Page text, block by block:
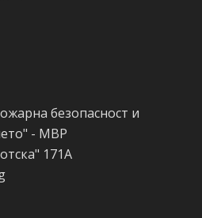
безопасност и
- МВР
171А